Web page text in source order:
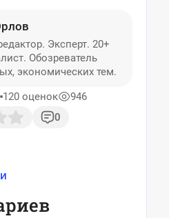
Эксперт. 20+
Обозреватель
экономических тем.
120 оценок
946
0